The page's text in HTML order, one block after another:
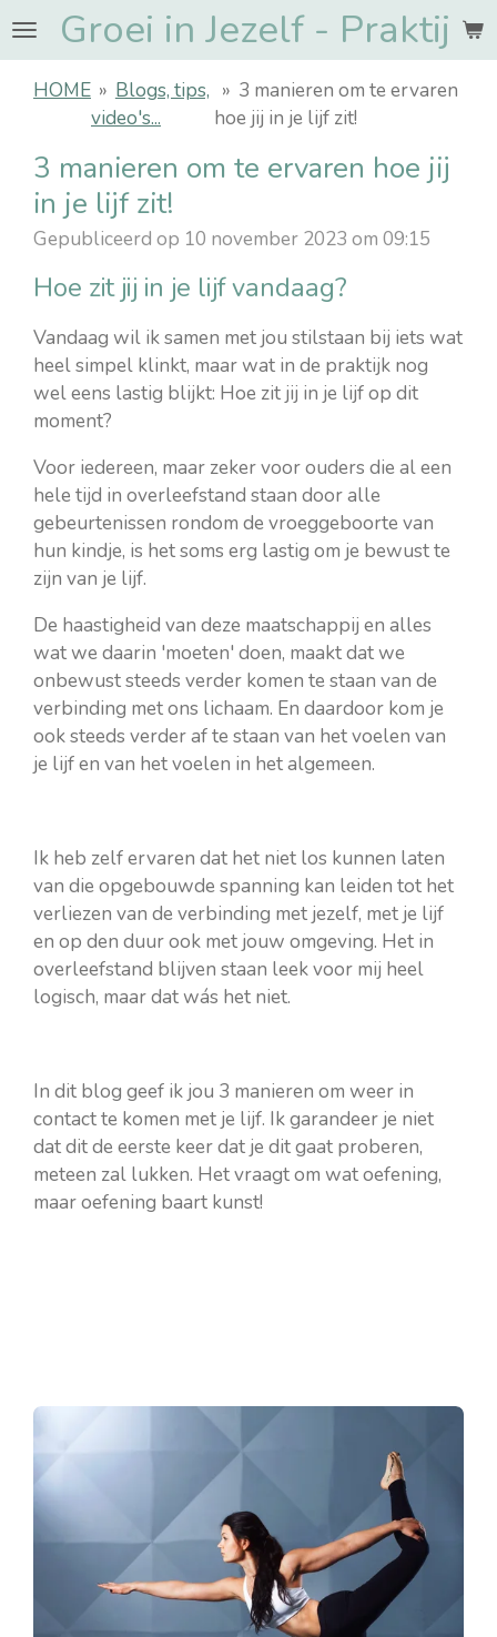
Ga
naar
Groei in Jezelf - Praktijk
HOME » Blogs, tips,
video's...
» 3 manieren om te ervaren
hoe jij in je lijf zit!
3 manieren om te ervaren hoe jij
in je lijf zit!
Gepubliceerd op 10 november 2023 om 09:15
Hoe zit jij in je lijf vandaag?
Vandaag wil ik samen met jou stilstaan bij iets wat
heel simpel klinkt, maar wat in de praktijk nog
wel eens lastig blijkt: Hoe zit jij in je lijf op dit
moment?
Voor iedereen, maar zeker voor ouders die al een
hele tijd in overleefstand staan door alle
gebeurtenissen rondom de vroeggeboorte van
hun kindje, is het soms erg lastig om je bewust te
zijn van je lijf.
De haastigheid van deze maatschappij en alles
wat we daarin 'moeten' doen, maakt dat we
onbewust steeds verder komen te staan van de
verbinding met ons lichaam. En daardoor kom je
ook steeds verder af te staan van het voelen van
je lijf en van het voelen in het algemeen.
Ik heb zelf ervaren dat het niet los kunnen laten
van die opgebouwde spanning kan leiden tot het
verliezen van de verbinding met jezelf, met je lijf
en op den duur ook met jouw omgeving. Het in
overleefstand blijven staan leek voor mij heel
logisch, maar dat wás het niet.
In dit blog geef ik jou 3 manieren om weer in
contact te komen met je lijf. Ik garandeer je niet
dat dit de eerste keer dat je dit gaat proberen,
meteen zal lukken. Het vraagt om wat oefening,
maar oefening baart kunst!